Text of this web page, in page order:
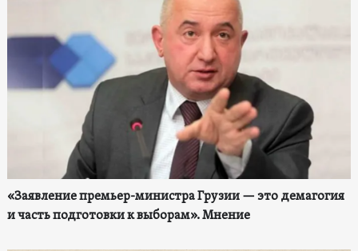
«Заявление премьер-министра Грузии — это демагогия
и часть подготовки к выборам». Мнение